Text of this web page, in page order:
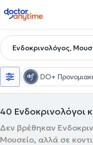
doctoranytime
Ενδοκρινολόγος,
DO+
40 Ενδοκρινολόγοι
Δεν βρέθηκαν
Μουσείο, αλλά σε